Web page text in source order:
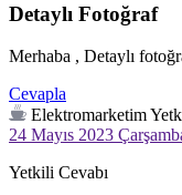
Detaylı Fotoğraf
Merhaba , Detaylı
Cevapla
Elektromarketim
24 Mayıs 2023
Yetkili Cevabı